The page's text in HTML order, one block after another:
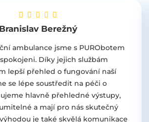
Branislav Berežný
ambulance jsme s PURObotem
Díky jejich službám
lepší přehled o fungování naší
se lépe soustředit na péči o
hlavně přehledné výstupy,
a mají pro nás skutečný
je také skvělá komunikace